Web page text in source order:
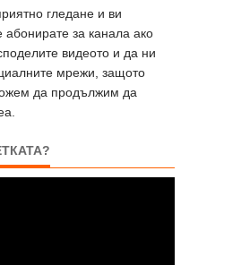
гледане и ви
за канала ако
видеото и да ни
мрежи, защото
да продължим да